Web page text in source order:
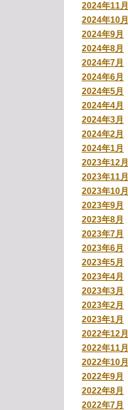
2024年11月
2024年10月
2024年9月
2024年8月
2024年7月
2024年6月
2024年5月
2024年4月
2024年3月
2024年2月
2024年1月
2023年12月
2023年11月
2023年10月
2023年9月
2023年8月
2023年7月
2023年6月
2023年5月
2023年4月
2023年3月
2023年2月
2023年1月
2022年12月
2022年11月
2022年10月
2022年9月
2022年8月
2022年7月